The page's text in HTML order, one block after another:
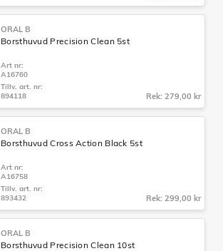
ORAL B
Borsthuvud Precision Clean 5st
Art nr:
A16760
Tillv. art. nr:
894118
Rek: 279,00 kr
ORAL B
Borsthuvud Cross Action Black 5st
Art nr:
A16758
Tillv. art. nr:
893432
Rek: 299,00 kr
ORAL B
Borsthuvud Precision Clean 10st